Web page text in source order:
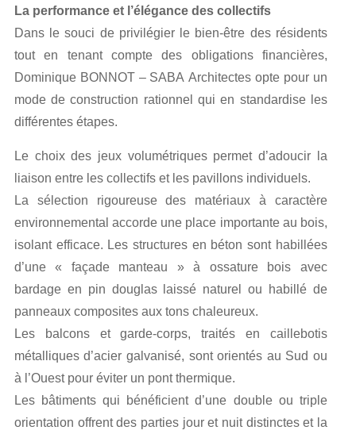
La performance et l’élégance des collectifs
Dans le souci de privilégier le bien-être des résidents
tout en tenant compte des obligations financières,
Dominique BONNOT – SABA Architectes opte pour un
mode de construction rationnel qui en standardise les
différentes étapes.
Le choix des jeux volumétriques permet d’adoucir la
liaison entre les collectifs et les pavillons individuels.
La sélection rigoureuse des matériaux à caractère
environnemental accorde une place importante au bois,
isolant efficace. Les structures en béton sont habillées
d’une « façade manteau » à ossature bois avec
bardage en pin douglas laissé naturel ou habillé de
panneaux composites aux tons chaleureux.
Les balcons et garde-corps, traités en caillebotis
métalliques d’acier galvanisé, sont orientés au Sud ou
à l’Ouest pour éviter un pont thermique.
Les bâtiments qui bénéficient d’une double ou triple
orientation offrent des parties jour et nuit distinctes et la